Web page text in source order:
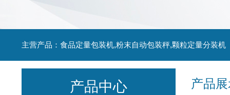
主营产品：食品定量包装机,粉末自动包装秤,颗粒定量分装机
产品
产品中心